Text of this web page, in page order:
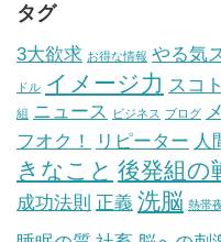
タグ
3大欲求 お得な情報 やる気
ドル イメージ力 スコ
組 ニュース ビジネス ブログ
フオク！
リピーター 人
きなこと 後発組の
成功法則 正義 洗脳 熱帯